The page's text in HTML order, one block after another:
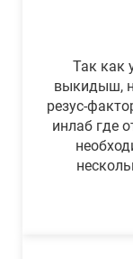
Так как
выкидыш,
резус-
инлаб где